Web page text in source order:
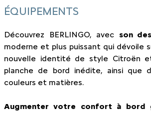
ÉQUIPEMENTS
Découvrez BERLINGO, avec son
moderne et plus puissant qui dévoile
nouvelle identité de style Citroën
planche de bord inédite, ainsi que
couleurs et matières.
Augmenter votre confort à bord